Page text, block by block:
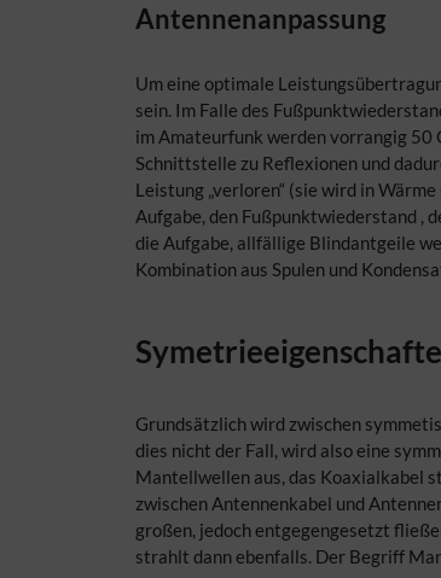
Antennenanpassung
Um eine optimale
sein. Im Falle des
im Amateurfunk werden vorrangig 50
Schnittstelle zu Reflexionen und
Leistung „verloren“ (sie wird in
Aufgabe, den Fußpunktwiederstand ,
die Aufgabe, allfällige Blindantgeile
Kombination aus Spulen und
Grundsätzlich wird zwischen
dies nicht der Fall, wird also eine
Mantellwellen aus, das Koaxialkabel
zwischen Antennenkabel und
großen, jedoch entgegengesetzt
strahlt dann ebenfalls. Der Begriff